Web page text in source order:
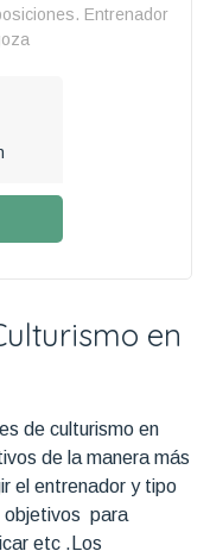
Entrenador
en
de culturismo en
de la manera más
el entrenador y tipo
objetivos para
etc .Los